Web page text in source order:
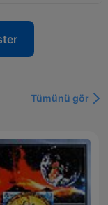
Tümünü gör